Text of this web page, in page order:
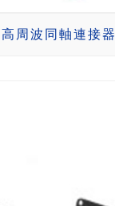
高周波同軸連接器